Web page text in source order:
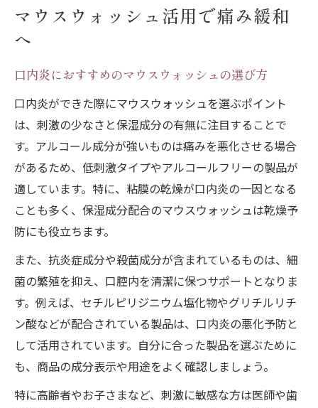
マウスウォッシュ活用で痛み緩和
へ
口内炎におすすめのマウスウォッシュの選び方
口内炎ができた際にマウスウォッシュを選ぶポイント
は、刺激の少なさと保湿成分の有無に注目することで
す。アルコール成分が強いものは痛みを悪化させる場合
があるため、低刺激タイプやアルコールフリーの製品が
適しています。特に、粘膜の乾燥が口内炎の一因となる
ことも多く、保湿成分配合のマウスウォッシュは乾燥予
防にも役立ちます。
また、抗炎症成分や殺菌成分が含まれているものは、細
菌の繁殖を抑え、口腔内を清潔に保つサポートとなりま
す。例えば、セチルピリジニウム塩化物やグリチルリチ
ン酸などが配合されている製品は、口内炎の悪化予防と
して活用されています。自分に合った製品を選ぶために
も、商品の成分表示や用途をよく確認しましょう。
特に高齢者やお子さまなど、刺激に敏感な方は医師や歯